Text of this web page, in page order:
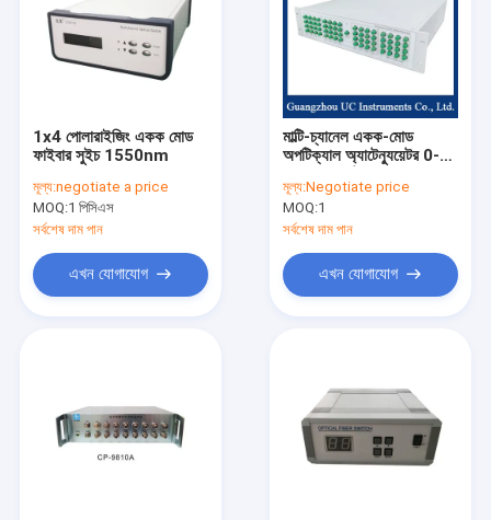
1x4 পোলারাইজিং একক মোড
ফাইবার সুইচ 1550nm
মূল্য:negotiate a price
MOQ:1 পিসিএস
সর্বশেষ দাম পান
এখন যোগাযোগ
মাল্টি-চ্যানেল একক-মোড
অপটিক্যাল অ্যাটেন্যুয়েটর 0-
মূল্য:Negotiate price
MOQ:1
সর্বশেষ দাম পান
এখন যোগাযোগ